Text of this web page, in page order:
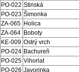
PO-022 Stinská
PO-023 Šimonka
ZA-065 Holica
ZA-064 Boboty
KE-009 Ostrý vrch
PO-024 Bachureň
PO-025 Vihorlat
PO-026 Javorinka